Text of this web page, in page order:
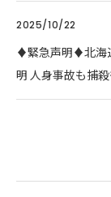
2025/10/22
♦️緊急声明♦️北海
明 人身事故も捕